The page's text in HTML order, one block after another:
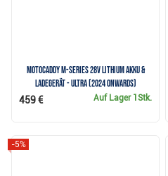
Motocaddy M-Series 28V Lithium Akku &
Ladegerät - ULTRA (2024 onwards)
Auf Lager 1Stk.
459 €
-5%